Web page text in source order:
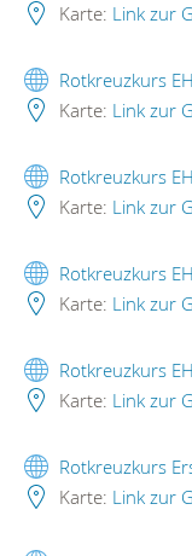
Karte: Link zur
Rotkreuzkurs
Karte: Link zur
Rotkreuzkurs
Karte: Link zur
Rotkreuzkurs
Karte: Link zur
Rotkreuzkurs
Karte: Link zur
Rotkreuzkurs
Karte: Link zur